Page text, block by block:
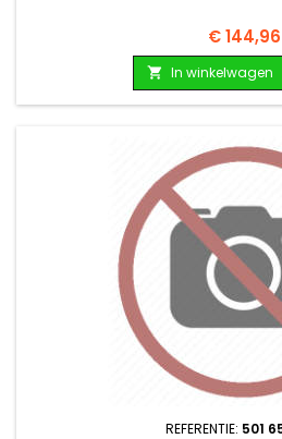
Prijs
€ 144,96
 In winkelwagen
REFERENTIE: 501